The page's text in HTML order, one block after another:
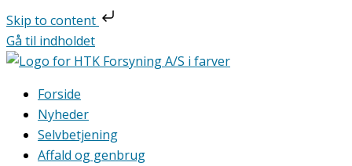
Skip to content
Gå til indholdet
Forside
Nyheder
Selvbetjening
Affald og genbrug